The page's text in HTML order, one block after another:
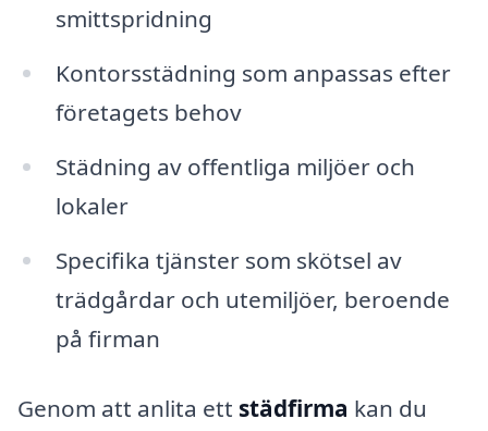
smittspridning
Kontorsstädning som anpassas efter
företagets behov
Städning av offentliga miljöer och
lokaler
Specifika tjänster som skötsel av
trädgårdar och utemiljöer, beroende
på firman
Genom att anlita ett städfirma kan du